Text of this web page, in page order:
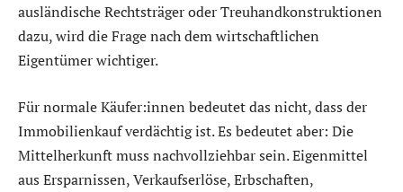
ausländische Rechtsträger oder Treuhandkonstruktionen
dazu, wird die Frage nach dem wirtschaftlichen
Eigentümer wichtiger.
Für normale Käufer:innen bedeutet das nicht, dass der
Immobilienkauf verdächtig ist. Es bedeutet aber: Die
Mittelherkunft muss nachvollziehbar sein. Eigenmittel
aus Ersparnissen, Verkaufserlöse, Erbschaften,